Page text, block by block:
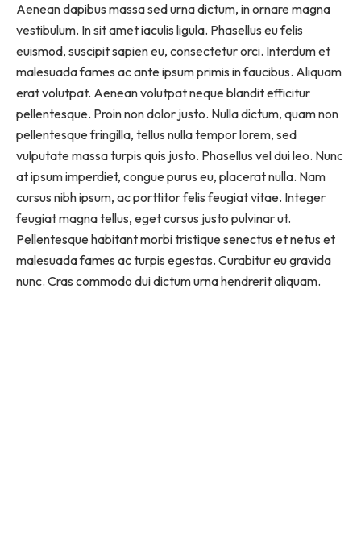
Aenean dapibus massa sed urna dictum, in ornare magna
vestibulum. In sit amet iaculis ligula. Phasellus eu felis
euismod, suscipit sapien eu, consectetur orci. Interdum et
malesuada fames ac ante ipsum primis in faucibus. Aliquam
erat volutpat. Aenean volutpat neque blandit efficitur
pellentesque. Proin non dolor justo. Nulla dictum, quam non
pellentesque fringilla, tellus nulla tempor lorem, sed
vulputate massa turpis quis justo. Phasellus vel dui leo. Nunc
at ipsum imperdiet, congue purus eu, placerat nulla. Nam
cursus nibh ipsum, ac porttitor felis feugiat vitae. Integer
feugiat magna tellus, eget cursus justo pulvinar ut.
Pellentesque habitant morbi tristique senectus et netus et
malesuada fames ac turpis egestas. Curabitur eu gravida
nunc. Cras commodo dui dictum urna hendrerit aliquam.